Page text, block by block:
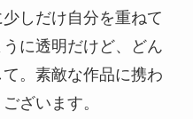
しだけ自分を重ねて
に透明だけど、どん
。素敵な作品に携わ
ざいます。